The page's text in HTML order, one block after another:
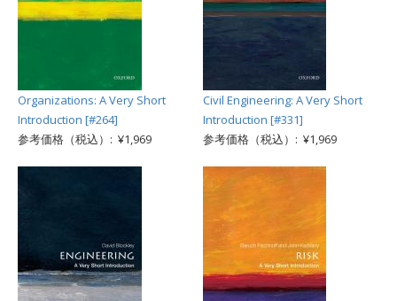
Organizations: A Very Short
Introduction [#264]
参考価格（税込）: ¥1,969
Civil Engineering: A Very Short
Introduction [#331]
参考価格（税込）: ¥1,969